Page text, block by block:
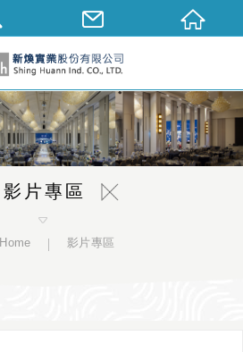
影片專區
Home 影片專區
繁體中文